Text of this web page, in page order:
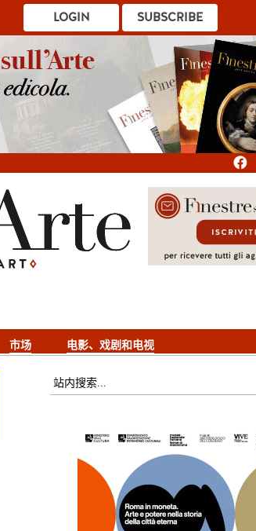
SUBSCRIBE
LOGIN
市场 电影、戏剧和电视